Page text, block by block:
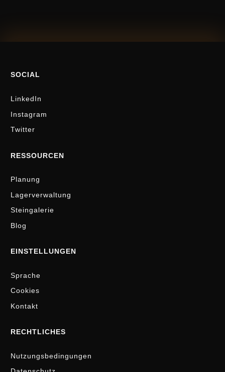
SOCIAL
LinkedIn
Instagram
Twitter
RESSOURCEN
Planung
Lagerverwaltung
Steingalerie
Blog
EINSTELLUNGEN
Sprache
Cookies
Kontakt
RECHTLICHES
Nutzungsbedingungen